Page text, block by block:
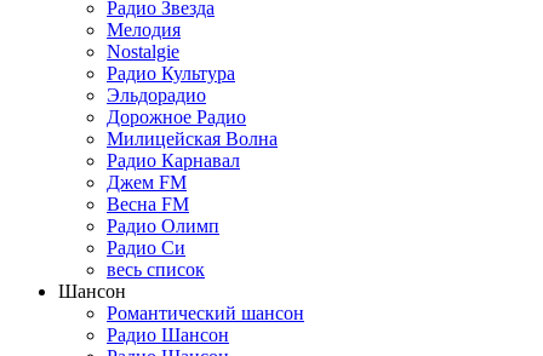
Радио Звезда
Мелодия
Nostalgie
Радио Культура
Эльдорадио
Дорожное Радио
Милицейская Волна
Радио Карнавал
Джем FM
Весна FM
Радио Олимп
Радио Си
весь список
Шансон
Романтический шансон
Радио Шансон